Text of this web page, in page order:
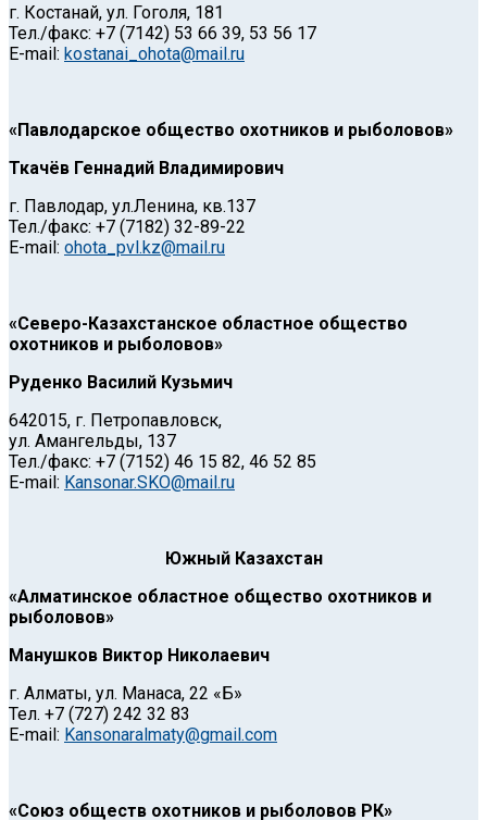
г. Костанай, ул. Гоголя, 181
Тел./факс: +7 (7142) 53 66 39, 53 56 17
E-mail: kostanai_ohota@mail.ru
«Павлодарское общество охотников и рыболовов»
Ткачёв Геннадий Владимирович
г. Павлодар, ул.Ленина, кв.137
Тел./факс: +7 (7182) 32-89-22
E-mail: ohota_pvl.kz@mail.ru
«Северо-Казахстанское областное общество
охотников и рыболовов»
Руденко Василий Кузьмич
642015, г. Петропавловск,
ул. Амангельды, 137
Тел./факс: +7 (7152) 46 15 82, 46 52 85
E-mail: Kansonar.SKO@mail.ru
Южный Казахстан
«Алматинское областное общество охотников и
рыболовов»
Манушков Виктор Николаевич
г. Алматы, ул. Манаса, 22 «Б»
Тел. +7 (727) 242 32 83
E-mail: Kansonaralmaty@gmail.com
«Союз обществ охотников и рыболовов РК»